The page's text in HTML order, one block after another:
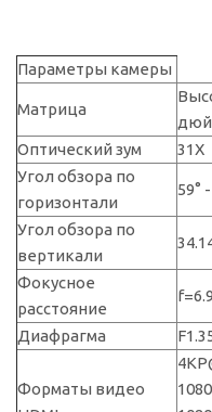
Параметры камеры
Матрица
Оптический зум
31Х
Угол обзора по
горизонтали
59°
Угол обзора по
вертикали
Фокусное
расстояние
Диафрагма
Форматы видео